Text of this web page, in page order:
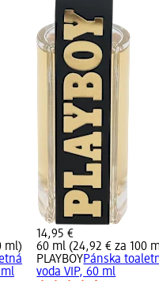
ml)
14,95 €
60 ml (24,92 € za 100
PLAYBOYPánska
voda VIP, 60 ml